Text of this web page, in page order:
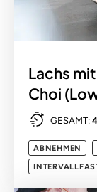
Lachs
Choi
GESAMT:
ABNEHMEN